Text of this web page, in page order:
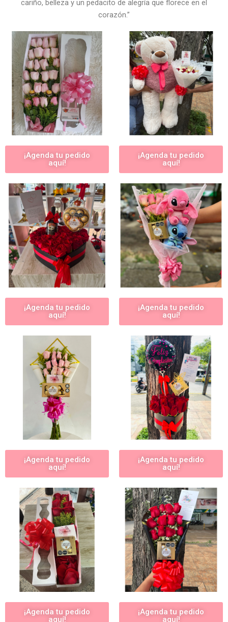
cariño, belleza y un pedacito de alegría que florece en el
corazón.”
¡Agenda tu pedido
aquí!
¡Agenda tu pedido
aquí!
¡Agenda tu pedido
aquí!
¡Agenda tu pedido
aquí!
¡Agenda tu pedido
aquí!
¡Agenda tu pedido
aquí!
¡Agenda tu pedido
aquí!
¡Agenda tu pedido
aquí!